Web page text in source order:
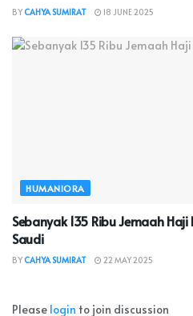
BYCAHYA SUMIRAT 18 JUNE 2025
HUMANIORA
Sebanyak 135 Ribu Jemaah
Saudi
BYCAHYA SUMIRAT 22 MAY 2025
Please login to join discussion